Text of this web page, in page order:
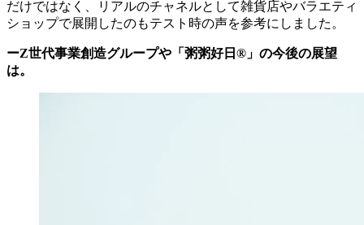
だけではなく、リアルのチャネルとして雑貨店やバラエティ
ショップで展開したのもテスト時の声を参考にしました。
ーZ世代事業創造グループや「粥粥好日®」の今後の展望
は。